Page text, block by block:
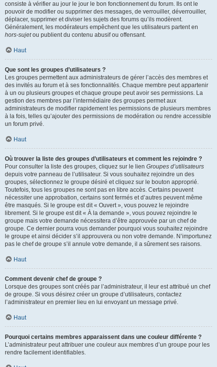
consiste à vérifier au jour le jour le bon fonctionnement du forum. Ils ont le
pouvoir de modifier ou supprimer des messages, de verrouiller, déverrouiller,
déplacer, supprimer et diviser les sujets des forums qu’ils modèrent.
Généralement, les modérateurs empêchent que les utilisateurs partent en
hors-sujetou publient du contenu abusif ou offensant.
Haut
Que sont les groupes d’utilisateurs ?
Les groupes permettent aux administrateurs de gérer l’accès des membres et
des invités au forum et à ses fonctionnalités. Chaque membre peut appartenir
à un ou plusieurs groupes et chaque groupe peut avoir ses permissions. La
gestion des membres par l’intermédiaire des groupes permet aux
administrateurs de modifier rapidement les permissions de plusieurs membres
à la fois, telles qu’ajouter des permissions de modération ou rendre accessible
un forum privé.
Haut
Où trouver la liste des groupes d’utilisateurs et comment les rejoindre ?
Pour consulter la liste des groupes, cliquez sur le lien Groupes d’utilisateurs
depuis votre panneau de l’utilisateur. Si vous souhaitez rejoindre un des
groupes, sélectionnez le groupe désiré et cliquez sur le bouton approprié.
Toutefois, tous les groupes ne sont pas en libre accès. Certains peuvent
nécessiter une approbation, certains sont fermés et d’autres peuvent même
être masqués. Si le groupe est dit « Ouvert », vous pouvez le rejoindre
librement. Si le groupe est dit « À la demande », vous pouvez rejoindre le
groupe mais votre demande nécessitera d’être approuvée par un chef de
groupe. Ce dernier pourra vous demander pourquoi vous souhaitez rejoindre
le groupe et ainsi décider s’il approuvera ou non votre demande. N’importunez
pas le chef de groupe s’il annule votre demande, il a sûrement ses raisons.
Haut
Comment devenir chef de groupe ?
Lorsque des groupes sont créés par l’administrateur, il leur est attribué un chef
de groupe. Si vous désirez créer un groupe d’utilisateurs, contactez
l’administrateur en premier lieu en lui envoyant un message privé.
Haut
Pourquoi certains membres apparaissent dans une couleur différente ?
L’administrateur peut attribuer une couleur aux membres d’un groupe pour les
rendre facilement identifiables.